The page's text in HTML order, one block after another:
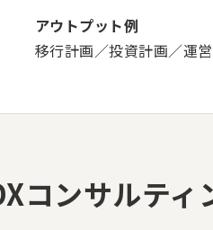
アウトプット例
移行計画／投資計画／運
コンサルティ